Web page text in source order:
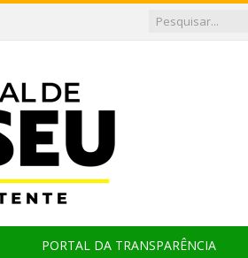
PORTAL DA TRANSPARÊNCIA